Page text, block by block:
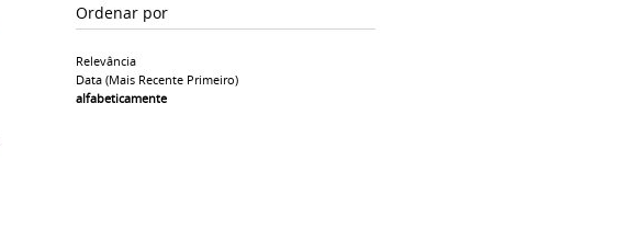
Ordenar por
Relevância
Data (mais Recente Primeiro)
alfabeticamente